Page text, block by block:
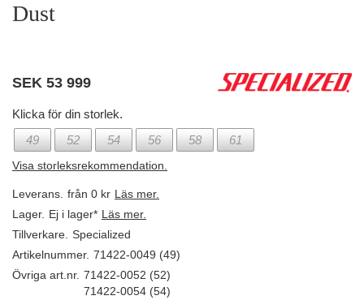
Dust
SEK 53 999
Klicka för din storlek.
49
52 54 56 58 61
Visa storleksrekommendation.
Leverans. från 0 kr Läs mer.
Lager. Ej i lager* Läs mer.
Tillverkare. Specialized
Artikelnummer. 71422-0049 (49)
Övriga art.nr. 71422-0052 (52)
71422-0054 (54)